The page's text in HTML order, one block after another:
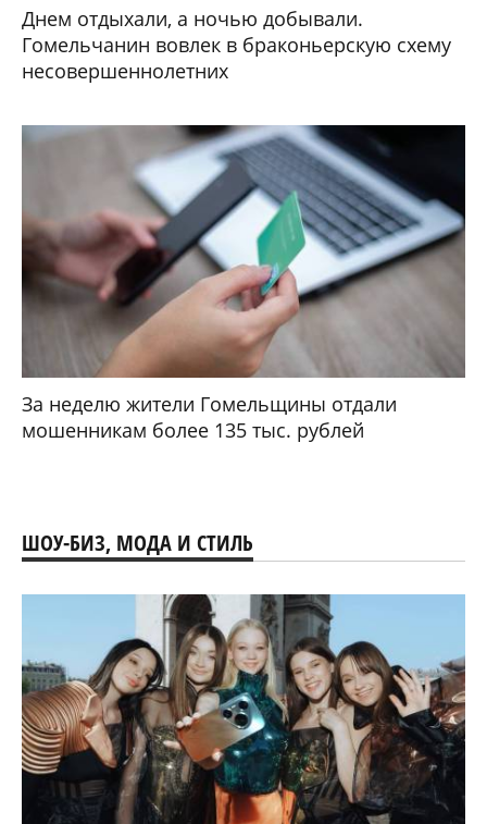
Днем отдыхали, а ночью добывали.
Гомельчанин вовлек в браконьерскую схему
несовершеннолетних
За неделю жители Гомельщины отдали
мошенникам более 135 тыс. рублей
ШОУ-БИЗ, МОДА И СТИЛЬ